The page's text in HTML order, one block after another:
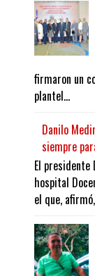
firmaron un
plantel...
Danilo
siempre
El presidente
hospital
el que,